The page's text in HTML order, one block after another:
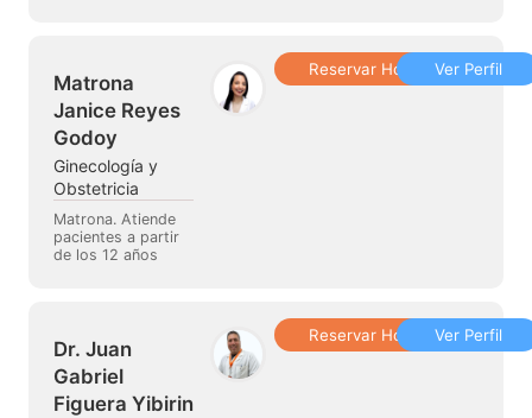
Matrona
Janice Reyes
Godoy
Ginecología y
Obstetricia
Matrona. Atiende
pacientes a partir
de los 12 años
Reservar Hora Ver Perfil
Dr. Juan
Gabriel
Figuera Yibirin
Reservar Hora Ver Perfil